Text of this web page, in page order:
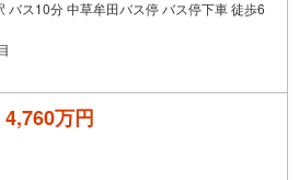
バス10分 中草牟田バス停 バス停下車 徒歩6
4,760万円